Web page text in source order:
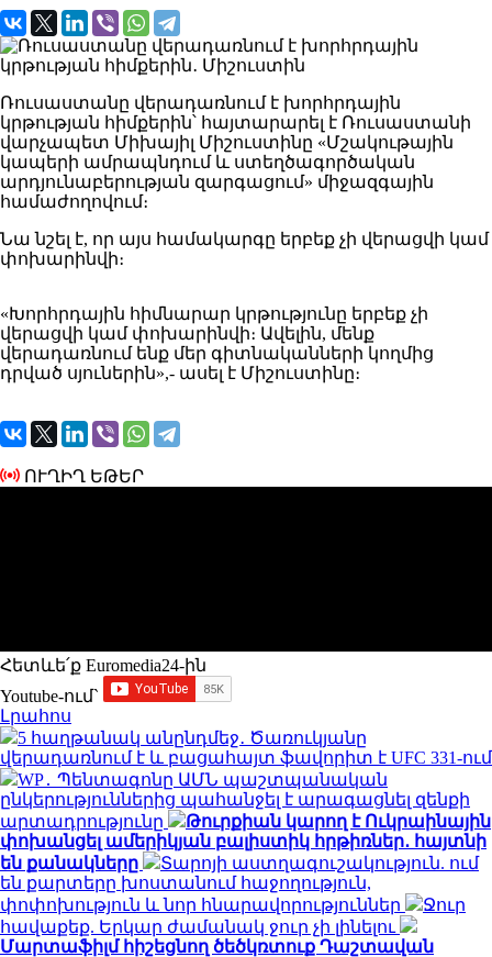
Ռուսաստանը վերադառնում է խորհրդային
կրթության հիմքերին՝ հայտարարել է Ռուսաստանի
վարչապետ Միխայիլ Միշուստինը «Մշակութային
կապերի ամրապնդում և ստեղծագործական
արդյունաբերության զարգացում» միջազգային
համաժողովում։
Նա նշել է, որ այս համակարգը երբեք չի վերացվի կամ
փոխարինվի։
«Խորհրդային հիմնարար կրթությունը երբեք չի
վերացվի կամ փոխարինվի։ Ավելին, մենք
վերադառնում ենք մեր գիտնականների կողմից
դրված սյուներին»,- ասել է Միշուստինը։
ՈՒՂԻՂ ԵԹԵՐ
Հետևե՛ք Euromedia24-ին
Youtube-ում`
Լրահոս
5 հաղթանակ անընդմեջ․ Ծառուկյանը
վերադառնում է և բացահայտ ֆավորիտ է UFC 331-ում
WP․ Պենտագոնը ԱՄՆ պաշտպանական
ընկերություններից պահանջել է արագացնել զենքի
արտադրությունը
Թուրքիան կարող է Ուկրաինային
փոխանցել ամերիկյան բալիստիկ հրթիռներ․ հայտնի
են քանակները
Տարոյի աստղագուշակություն. ում
են քարտերը խոստանում հաջողություն,
փոփոխություն և նոր հնարավորություններ
Ջուր
հավաքեք. Երկար ժամանակ ջուր չի լինելու
Մարտաֆիլմ հիշեցնող ծեծկռտուք Դաշտավան